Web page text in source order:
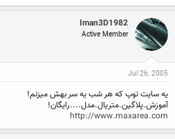
Iman3D1982
Active Member
Jul 26, 2005
يه سايت توپ كه هر شب يه سر بهش ميزنم!
آموزش.پلاگين.متريال.مدل....رايگان!
http://www.maxarea.com